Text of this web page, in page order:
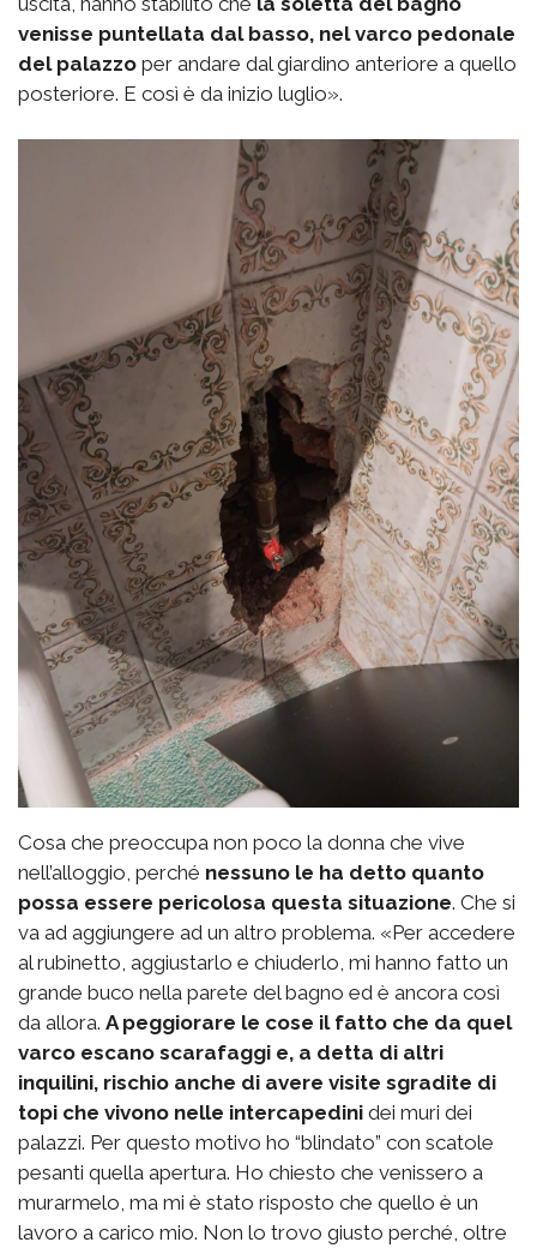
venisse puntellata dal basso, nel varco pedonale
del palazzo per andare dal giardino anteriore a quello
posteriore. E così è da inizio luglio».
Cosa che preoccupa non poco la donna che vive
nell’alloggio, perché nessuno le ha detto quanto
possa essere pericolosa questa situazione. Che si
va ad aggiungere ad un altro problema. «Per accedere
al rubinetto, aggiustarlo e chiuderlo, mi hanno fatto un
grande buco nella parete del bagno ed è ancora così
da allora. A peggiorare le cose il fatto che da quel
varco escano scarafaggi e, a detta di altri
inquilini, rischio anche di avere visite sgradite di
topi che vivono nelle intercapedini dei muri dei
palazzi. Per questo motivo ho “blindato” con scatole
pesanti quella apertura. Ho chiesto che venissero a
murarmelo, ma mi è stato risposto che quello è un
lavoro a carico mio. Non lo trovo giusto perché, oltre